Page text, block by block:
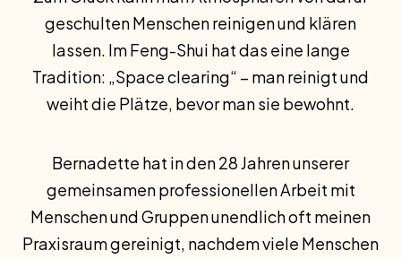
geschulten Menschen reinigen und klären
lassen. Im Feng-Shui hat das eine lange
Tradition: „Space clearing“ – man reinigt und
weiht die Plätze, bevor man sie bewohnt.
Bernadette hat in den 28 Jahren unserer
gemeinsamen professionellen Arbeit mit
Menschen und Gruppen unendlich oft meinen
Praxisraum gereinigt, nachdem viele Menschen